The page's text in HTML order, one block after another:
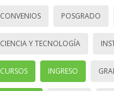
CONVENIOS POSGRADO
CIENCIA Y TECNOLOGÍA
CURSOS INGRESO